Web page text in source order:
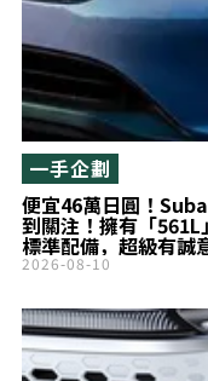
便宜46萬日圓！
到關注！擁有「
標準配備，超級有誠
的「Levorg
一手企劃
2026-08-10